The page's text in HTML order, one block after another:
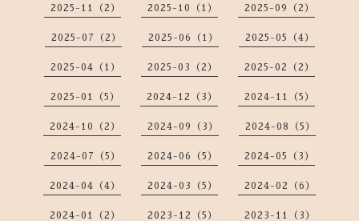
2025-11（2） 2025-10（1） 2025-09（2）
2025-07（2） 2025-06（1） 2025-05（4）
2025-04（1） 2025-03（2） 2025-02（2）
2025-01（5） 2024-12（3） 2024-11（5）
2024-10（2） 2024-09（3） 2024-08（5）
2024-07（5） 2024-06（5） 2024-05（3）
2024-04（4） 2024-03（5） 2024-02（6）
2024-01（2） 2023-12（5） 2023-11（3）